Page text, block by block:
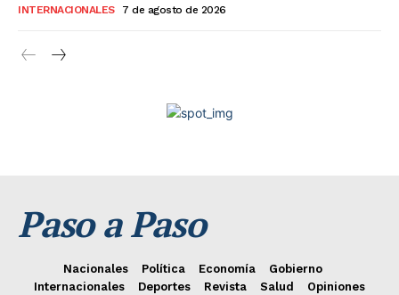
INTERNACIONALES 7 de agosto de 2026
Paso a Paso
Nacionales Política Economía
Gobierno
Internacionales
Deportes Revista Salud Opiniones